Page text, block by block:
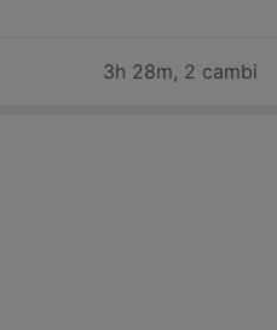
3h 28m, 2 cambi